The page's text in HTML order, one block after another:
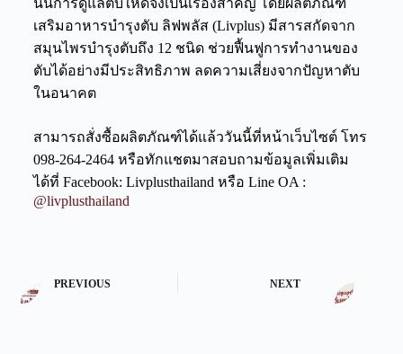
เสริมอาหารบำรุงตับ ลิฟพลัส (Livplus) มีสารสกัดจาก
สมุนไพรบำรุงตับถึง 12 ชนิด ช่วยฟื้นฟูการทำงานของ
ตับได้อย่างมีประสิทธิภาพ ลดความเสี่ยงจากปัญหาตับ
ในอนาคต
สามารถสั่งซื้อผลิตภัณฑ์ได้แล้ววันนี้ที่หน้าเว็บไซต์ โทร
098-264-2464 หรือทักแชตมาสอบถามข้อมูลเพิ่มเติม
ได้ที่ Facebook: Livplusthailand หรือ Line OA :
@livplusthailand
PREVIOUS NEXT